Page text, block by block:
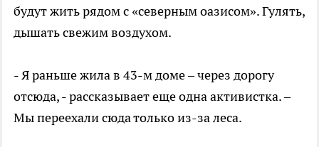
будут жить рядом с «северным оазисом». Гулять,
дышать свежим воздухом.
- Я раньше жила в 43-м доме – через дорогу
отсюда, - рассказывает еще одна активистка. –
Мы переехали сюда только из-за леса.